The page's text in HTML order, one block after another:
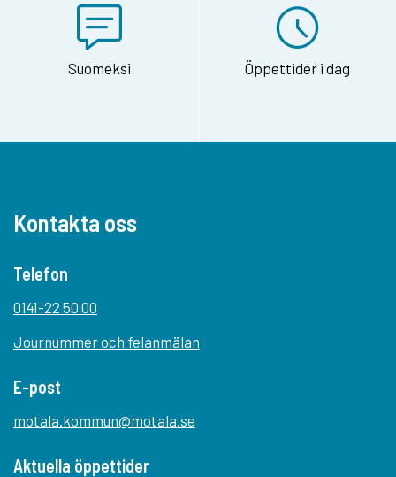
Suomeksi Öppettider i dag
Kontakta oss
Telefon
0141-22 50 00
Journummer och felanmälan
E-post
motala.kommun@motala.se
Aktuella öppettider